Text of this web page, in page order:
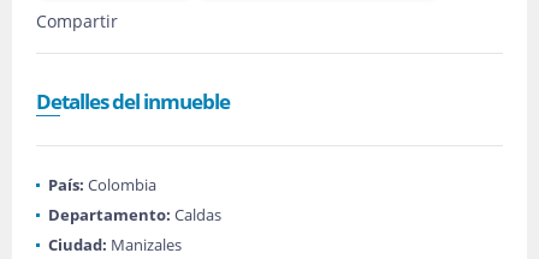
Compartir
Detalles del inmueble
País: Colombia
Departamento: Caldas
Ciudad: Manizales